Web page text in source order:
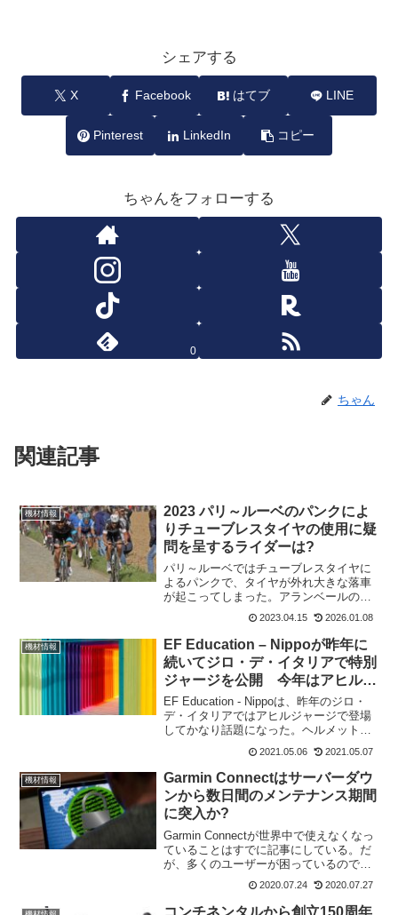
シェアする
X Facebook はてブ LINE
Pinterest LinkedIn コピー
ちゃんをフォローする
0
ちゃん
関連記事
機材情報
2023 パリ～ルーベのパンクによ
りチューブレスタイヤの使用に疑
問を呈するライダーは?
パリ～ルーベではチューブレスタイヤに
よるパンクで、タイヤが外れ大きな落車
が起こってしまった。アランベールの森
では、先頭集団を走るIsrael - Premier
Techのデレク・ジーがパンク。その後
に、Bahrain Victorious...
2023.04.15 2026.01.08
機材情報
EF Education – Nippoが昨年に
続いてジロ・デ・イタリアで特別
ジャージを公開 今年はアヒルな
し
EF Education - Nippoは、昨年のジロ・
デ・イタリアではアヒルジャージで登場
してかなり話題になった。ヘルメットも
アヒルでしたから面白かったですよね。
今年のテーマは、ユーフォリアと名付け
られたデザイン。デザインしたRapha
は...
2021.05.06 2021.05.07
機材情報
Garmin Connectはサーバーダウ
ンから数日間のメンテナンス期間
に突入か?
Garmin Connectが世界中で使えなくなっ
ていることはすでに記事にしている。だ
が、多くのユーザーが困っているので続
報を報告。Gaminのサービス全般のダウ
ン同社は現在、攻撃の余波に対処するた
めに数日間のメンテナンス期間を計画し
2020.07.24 2020.07.27
コンチネンタルから創立150周年